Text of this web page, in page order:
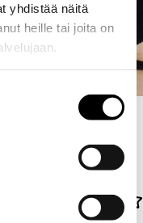
yhdistää näitä
heille tai joita on